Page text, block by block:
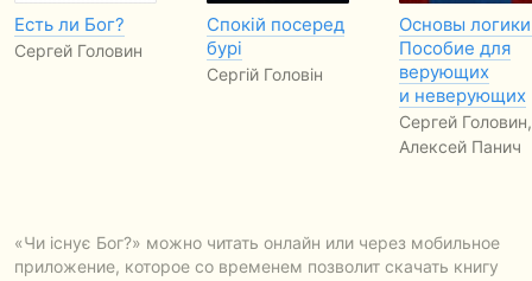
Есть ли Бог?
Сергей Головин
Спокій посеред
бурі
Сергій Головін
Основы
Пособие для
верующих
и неверующих
Сергей Головин,
Алексей Панич
«Чи існує Бог?» можно читать онлайн или через мобильное
приложение, которое со временем позволит скачать книгу